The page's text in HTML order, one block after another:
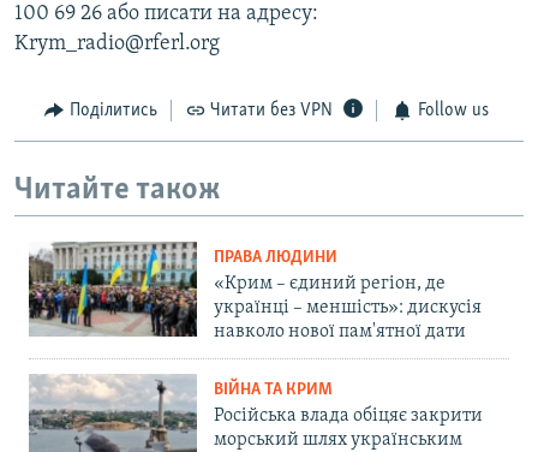
100 69 26 або писати на адресу:
Krym_radio@rferl.org
Поділитись Читати без VPN Follow us
Читайте також
ПРАВА ЛЮДИНИ
«Крим – єдиний регіон, де
українці – меншість»: дискусія
навколо нової пам'ятної дати
ВІЙНА ТА КРИМ
Російська влада обіцяє закрити
морський шлях українським